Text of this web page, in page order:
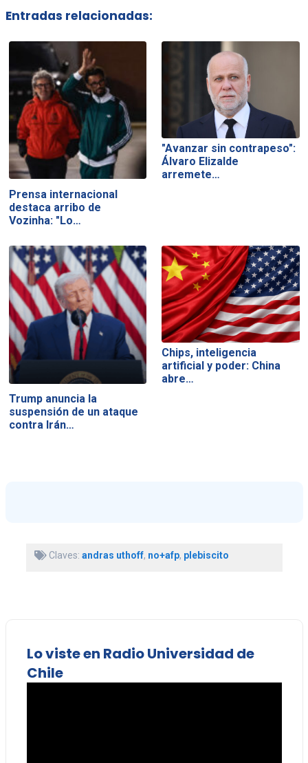
Entradas relacionadas:
Prensa internacional
destaca arribo de
Vozinha: "Lo…
"Avanzar sin contrapeso":
Álvaro Elizalde
arremete…
Trump anuncia la
suspensión de un ataque
contra Irán…
Chips, inteligencia
artificial y poder: China
abre…
Claves: andras uthoff, no+afp, plebiscito
Lo viste en Radio Universidad de
Chile